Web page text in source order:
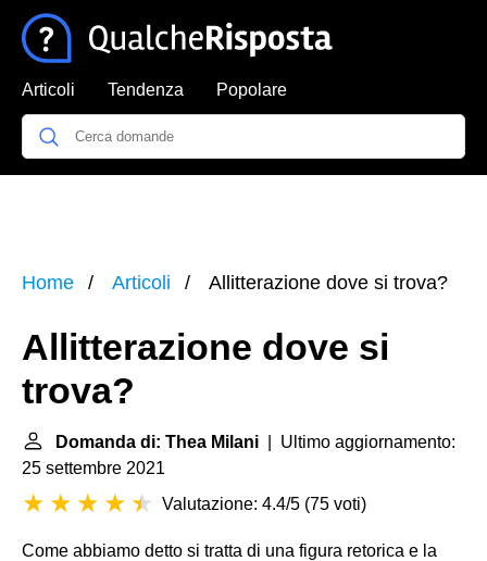
Articoli Tendenza Popolare
Home Articoli Allitterazione dove si trova?
Allitterazione dove si
trova?
Domanda di: Thea Milani | Ultimo aggiornamento:
25 settembre 2021
Valutazione: 4.4/5 (75 voti)
Come abbiamo detto si tratta di una figura retorica e la